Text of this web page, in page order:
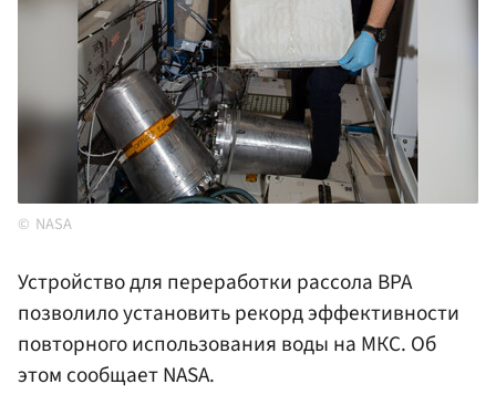
NASA
Устройство для переработки рассола BPA
позволило установить рекорд эффективности
повторного использования воды на МКС. Об
этом сообщает NASA.